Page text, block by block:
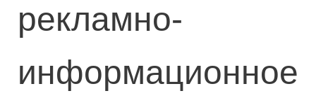
рекламно-
информационное